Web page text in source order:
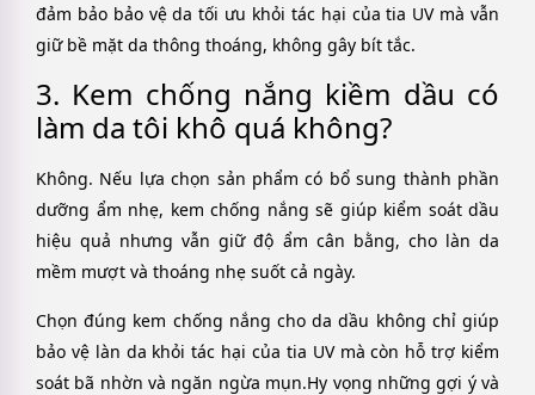
đảm bảo bảo vệ da tối ưu khỏi tác hại của tia UV mà vẫn
giữ bề mặt da thông thoáng, không gây bít tắc.
3. Kem chống nắng kiềm dầu có
làm da tôi khô quá không?
Không. Nếu lựa chọn sản phẩm có bổ sung thành phần
dưỡng ẩm nhẹ, kem chống nắng sẽ giúp kiểm soát dầu
hiệu quả nhưng vẫn giữ độ ẩm cân bằng, cho làn da
mềm mượt và thoáng nhẹ suốt cả ngày.
Chọn đúng kem chống nắng cho da dầu không chỉ giúp
bảo vệ làn da khỏi tác hại của tia UV mà còn hỗ trợ kiểm
soát bã nhờn và ngăn ngừa mụn.Hy vọng những gợi ý và